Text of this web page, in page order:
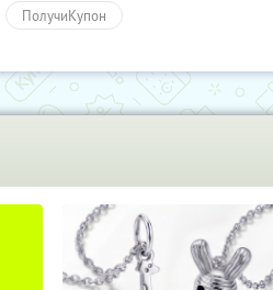
ПолучиКупон